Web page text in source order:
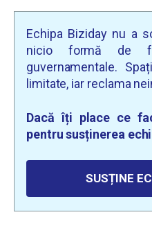
Echipa Biziday nu a
nicio formă de
guvernamentale.
limitate, iar reclama
Dacă îți place ce
pentru susținerea
SUSȚINE